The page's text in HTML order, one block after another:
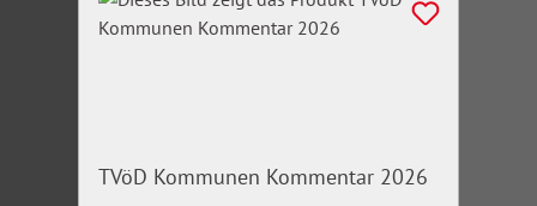
TVöD Kommunen Kommentar 2026